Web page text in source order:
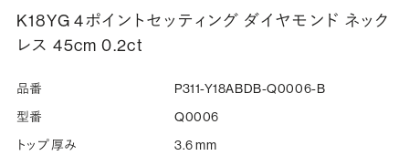
K18YG 4ポイントセッティング ダイヤモンド ネック
レス 45cm 0.2ct
品番
P311-Y18ABDB-Q0006-B
型番
Q0006
トップ厚み
3.6 mm